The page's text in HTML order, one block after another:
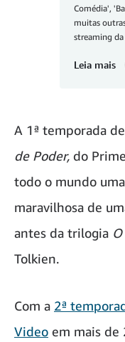
Comédia',
muitas
streaming
Leia mais
A 1ª temporada de
de Poder, do
todo o mundo
maravilhosa de
antes da trilogia
Tolkien.
Com a 2ª
Video em mais de